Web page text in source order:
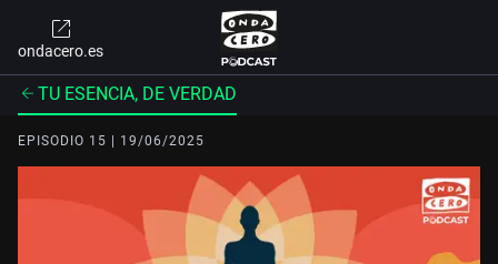
ondacero.es
TU ESENCIA, DE VERDAD
EPISODIO 15 | 19/06/2025